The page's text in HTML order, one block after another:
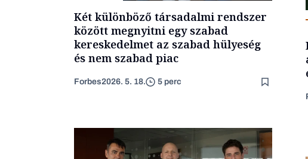
Két különböző társadalmi rendszer
között megnyitni egy szabad
kereskedelmet az szabad hülyeség
és nem szabad piac
Forbes2026. 5. 18. 5 perc